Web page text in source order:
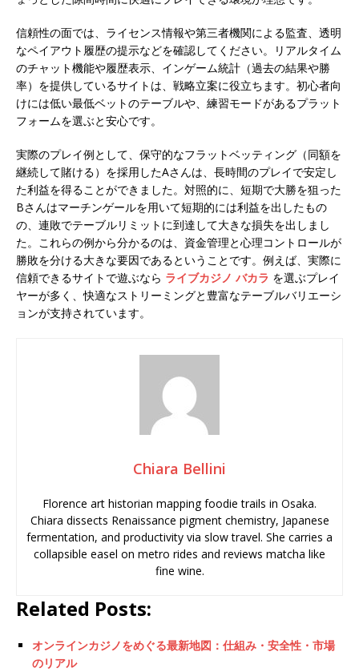
信頼性の面では、ライセンス情報や第三者機関による監査、透明
なペイアウト履歴の提示などを確認してください。リアルタイム
のチャット機能や履歴表示、インゲーム統計（過去の結果や勝
率）を提供しているサイトは、戦略立案に役立ちます。初心者向
けには低い最低ベットのテーブルや、練習モードがあるプラット
フォームを選ぶと安心です。
実際のプレイ例として、保守的なフラットベッティング（同額を
継続して賭ける）を採用したAさんは、長時間のプレイで安定し
た利益を得ることができました。対照的に、短期で大勝を狙った
Bさんはマーチンゲールを用いて短期的には利益を出したもの
の、連敗でテーブルリミットに到達して大きな損失を出しまし
た。これらの例から分かるのは、資金管理と心理コントロールが
勝敗を分ける大きな要因であるということです。例えば、実際に
信頼できるサイトで遊ぶなら ライブカジノ バカラ を選ぶプレイ
ヤーが多く、快適なストリーミングと豊富なテーブルバリエーシ
ョンが支持されています。
Chiara Bellini
Florence art historian mapping foodie trails in Osaka.
Chiara dissects Renaissance pigment chemistry, Japanese
fermentation, and productivity via slow travel. She carries a
collapsible easel on metro rides and reviews matcha like
fine wine.
Related Posts:
オンラインカジノをめぐる最新地図：仕組み・安全性・市場
のリアル